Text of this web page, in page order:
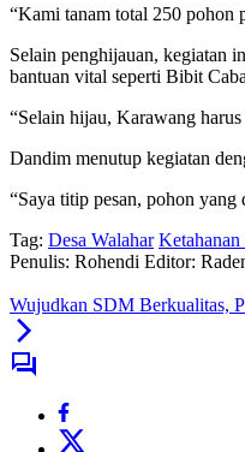
“Kami tanam total 250 pohon
Selain penghijauan, kegiatan
bantuan vital seperti Bibit
“Selain hijau, Karawang
Dandim menutup kegiatan
“Saya titip pesan, pohon
Tag: Desa Walahar Ketahanan
Penulis: Rohendi Editor:
Wujudkan SDM Berkualitas,